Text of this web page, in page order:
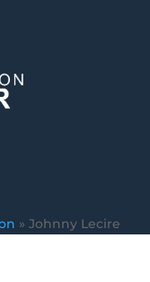
» Johnny Lecire